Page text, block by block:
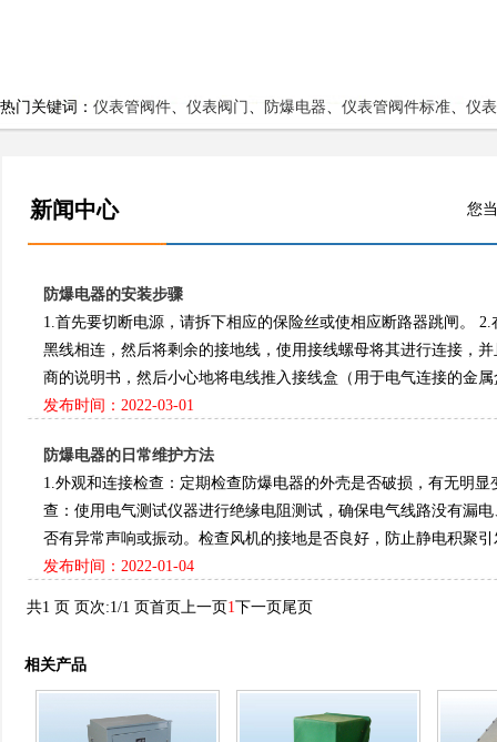
热门关键词： 仪表管阀件、 仪表阀门 、 防爆电器、 仪表管阀件标准、 仪
新闻中心 您当
防爆电器的安装步骤
1.首先要切断电源，请拆下相应的保险丝或使相应断路器跳闸。 2.
黑线相连，然后将剩余的接地线，使用接线螺母将其进行连接，
商的说明书，然后小心地将电线推入接线盒（用于电气连接的金属
发布时间：2022-03-01
防爆电器的日常维护方法
1.外观和连接检查‌：定期检查防爆电器的外壳是否破损，有无明
查‌：使用电气测试仪器进行绝缘电阻测试，确保电气线路没有漏
否有异常声响或振动。检查风机的接地是否良好，防止静电积聚引
发布时间：2022-01-04
共1 页 页次:1/1 页首页上一页1下一页尾页
相关产品